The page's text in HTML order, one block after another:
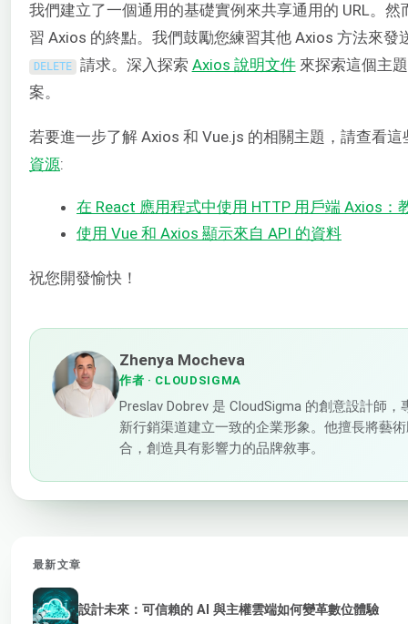
我們建立了一個通用的基礎實例來共享通用的 URL。
習 Axios 的終點。我們鼓勵您練習其他 Axios 方法來發
DELETE 請求。深入探索 Axios 說明文件來探索這個主
案。
若要進一步了解 Axios 和 Vue.js 的相關主題，請查看
資源:
在 React 應用程式中使用 HTTP 用戶端 Axios：
使用 Vue 和 Axios 顯示來自 API 的資料
祝您開發愉快！
Zhenya Mocheva
作者 · CLOUDSIGMA
Preslav Dobrev 是 CloudSigma 的創意設計師
新行銷渠道建立一致的企業形象。他擅長將藝
合，創造具有影響力的品牌敘事。
最新文章
設計未來：可信賴的 AI 與主權雲端如何變革數位體驗